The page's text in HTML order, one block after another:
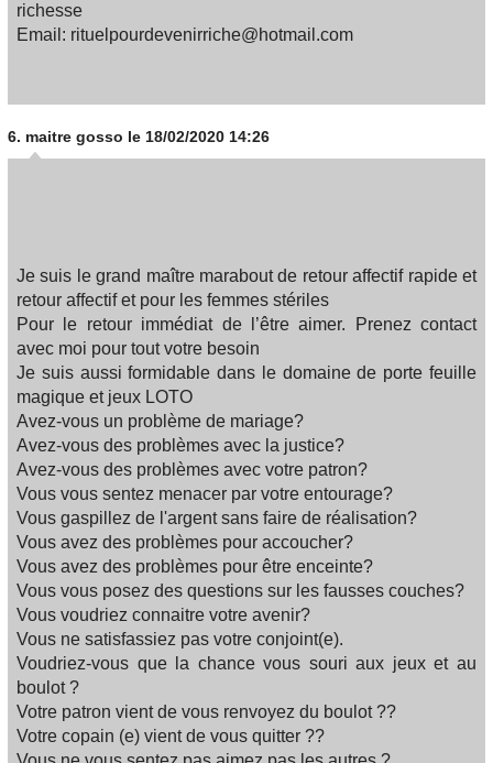
richesse
Email: rituelpourdevenirriche@hotmail.com
6. maitre gosso le 18/02/2020 14:26
Je suis le grand maître marabout de retour affectif rapide et
retour affectif et pour les femmes stériles
Pour le retour immédiat de l’être aimer. Prenez contact
avec moi pour tout votre besoin
Je suis aussi formidable dans le domaine de porte feuille
magique et jeux LOTO
Avez-vous un problème de mariage?
Avez-vous des problèmes avec la justice?
Avez-vous des problèmes avec votre patron?
Vous vous sentez menacer par votre entourage?
Vous gaspillez de l'argent sans faire de réalisation?
Vous avez des problèmes pour accoucher?
Vous avez des problèmes pour être enceinte?
Vous vous posez des questions sur les fausses couches?
Vous voudriez connaitre votre avenir?
Vous ne satisfassiez pas votre conjoint(e).
Voudriez-vous que la chance vous souri aux jeux et au
boulot ?
Votre patron vient de vous renvoyez du boulot ??
Votre copain (e) vient de vous quitter ??